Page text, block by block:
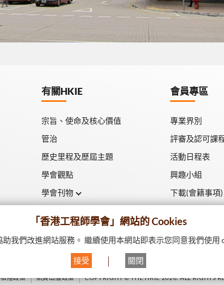
有關HKIE
宗旨、使命及核心價值
管治
歷史里程及歷屆主題
學會觀點
學會刊物
學會月刊
學會會報
會員專區
專業界別
評審及認可課
活動日程表
興趣小組
下載(會籍事項)
私隱政策 網頁出版政策 COPYRIGHT © THE HKIE 2026. ALL RIGHTS
「香港工程師學會」網站的 Cookies
我們改進網站服務。 繼續使用本網站即表示您同意我們使用
接受 關閉